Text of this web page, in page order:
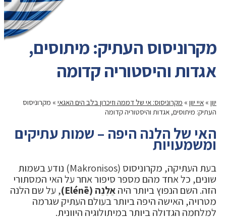
מקרוניסוס העתיק: מיתוסים,
אגדות והיסטוריה קדומה
יוון » איי יוון » מקרוניסוס: אי של דממה וזיכרון בלב הים האגאי » מקרוניסוס
העתיק: מיתוסים, אגדות והיסטוריה קדומה
האי של הלנה היפה – שמות עתיקים
ומשמעויות
בעת העתיקה, מקרוניסוס (Makronisos) נודע בשמות
שונים, כל אחד מהם מספר סיפור אחר על האי המסתורי
הזה. השם הנפוץ ביותר היהאֵלֵנֵה (Elénē)
, על שם הלנה
מטרויה, האישה היפה ביותר בעולם העתיק שגרמה
למלחמה הגדולה ביותר במיתולוגיה היוונית.